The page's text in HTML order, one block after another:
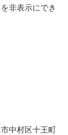
非表示にでき
中村区十王町